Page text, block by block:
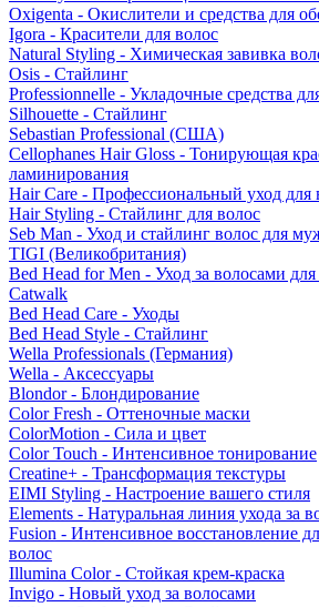
Oxigenta - Окислители и средства для
Igora - Красители для волос
Natural Styling - Химическая завивка
Osis - Стайлинг
Professionnelle - Укладочные средства
Silhouette - Стайлинг
Sebastian Professional (США)
Cellophanes Hair Gloss - Тонирующая
ламинирования
Hair Care - Профессиональный уход для
Hair Styling - Стайлинг для волос
Seb Man - Уход и стайлинг волос для
TIGI (Великобритания)
Bed Head for Men - Уход за волосами
Catwalk
Bed Head Care - Уходы
Bed Head Style - Стайлинг
Wella Professionals (Германия)
Wella - Аксессуары
Blondor - Блондирование
Color Fresh - Оттеночные маски
ColorMotion - Сила и цвет
Color Touch - Интенсивное тонирование
Creatine+ - Трансформация текстуры
EIMI Styling - Настроение вашего стиля
Elements - Натуральная линия ухода за
Fusion - Интенсивное восстановление
волос
Illumina Color - Стойкая крем-краска
Invigo - Новый уход за волосами